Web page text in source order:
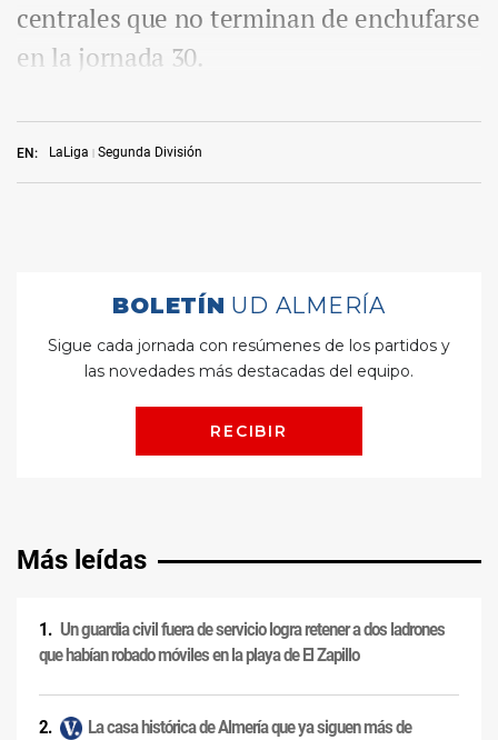
EN: LaLiga Segunda División
centrales que no terminan de enchufarse
en la jornada 30.
Más leídas
Un guardia civil fuera de servicio logra retener a dos ladrones
que habían robado móviles en la playa de El Zapillo
La casa histórica de Almería que ya siguen más de